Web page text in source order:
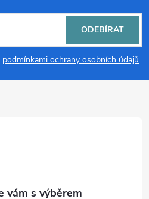
podmínkami ochrany osobních údajů
ODEBÍRAT